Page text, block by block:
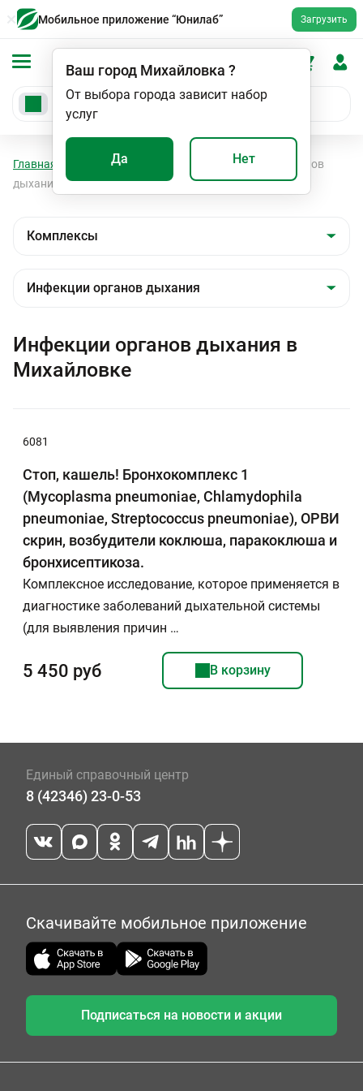
Мобильное приложение “Юнилаб” Загрузить
Ваш город Михайловка ?
От выбора города зависит набор
услуг
Да Нет
Главная Анализы
Инфекции органов
дыхания
Инфекции органов дыхания в
Михайловке
6081
Стоп, кашель! Бронхокомплекс 1
(Mycoplasma pneumoniae, Chlamydophila
pneumoniae, Streptococcus pneumoniae), ОРВИ
скрин, возбудители коклюша, паракоклюша и
бронхисептикоза.
Комплексное исследование, которое применяется в
диагностике заболеваний дыхательной системы
(для выявления причин …
5 450 руб В корзину
Единый справочный центр
8 (42346) 23-0-53
Скачивайте мобильное приложение
Подписаться на новости и акции